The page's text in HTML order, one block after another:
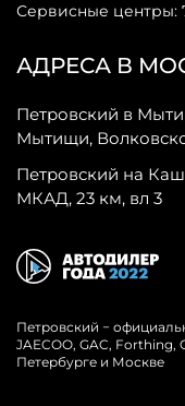
АДРЕСА В
Петровский в
Мытищи,
Петровский на
МКАД, 23 км, вл 3
Сервисные центры:
Петровский −
JAECOO, GAC, Forthing,
Петербурге и Москве